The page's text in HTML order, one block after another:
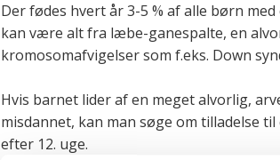
Der fødes hvert år 3-5 % af alle børn
kan være alt fra læbe-ganespalte, en
kromosomafvigelser som f.eks. Down
Hvis barnet lider af en meget alvorlig,
misdannet, kan man søge om tilladelse
efter 12. uge.